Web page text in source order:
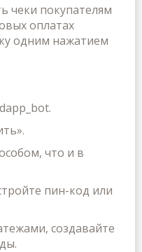
чеки покупателям
оплатах
одним нажатием
.
что и в
пин-код или
создавайте